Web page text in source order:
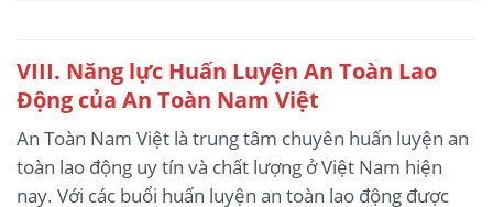
VIII. Năng lực Huấn Luyện An Toàn Lao
Động của An Toàn Nam Việt
An Toàn Nam Việt là trung tâm chuyên huấn luyện an
toàn lao động uy tín và chất lượng ở Việt Nam hiện
nay. Với các buổi huấn luyện an toàn lao động được